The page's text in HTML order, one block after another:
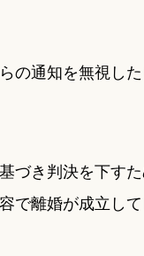
の通知を無視し
づき判決を下す
で離婚が成立し